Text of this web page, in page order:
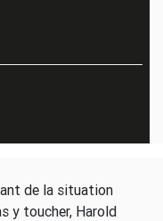
de la situation
y toucher, Harold